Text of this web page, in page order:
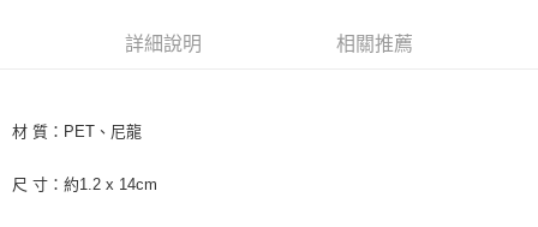
權轉讓予恩沛科技股份有限公司。
「AFTEE先享後付」，若未經同意申辦者引起之損失，本公司不負相關責
４．使用「AFTEE先享後付」時，將依據個別帳號之用戶狀況，依本公司即
時審查核予不同之上限額度；若仍有額度不足之情形，本公司將視審查結果
詳細說明 相關推薦
材 質：PET、尼龍
尺 寸：約1.2 x 14cm